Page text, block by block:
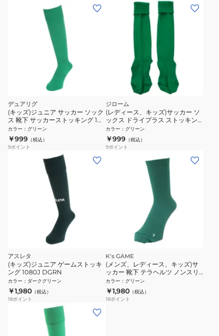
デュアリグ
(キッズ)ジュニア サッカー ソック
ス 靴下 サッカーストッキング 1足
組 J 3S0050-SCAC-750OK
GRN-J 速乾
カラー ： グリーン
￥999 （税込）
9ポイント
ジローム
(レディース、キッズ)サッカー ソ
ックス ドライプラス ストッキン
グ 750GM9OK001-GRN-J 緑 靴
下 速乾
カラー ： グリーン
￥999 （税込）
9ポイント
アスレタ
(キッズ)ジュニア ゲームストッキ
ング 1080J DGRN
カラー ： ダークグリーン
￥1,980 （税込）
18ポイント
K's GAME
(メンズ、レディース、キッズ)サ
ッカー 靴下 テラヘルツ ノンスリ
ップソックス KSG-019GRN
カラー ： グリーン
￥1,980 （税込）
18ポイント